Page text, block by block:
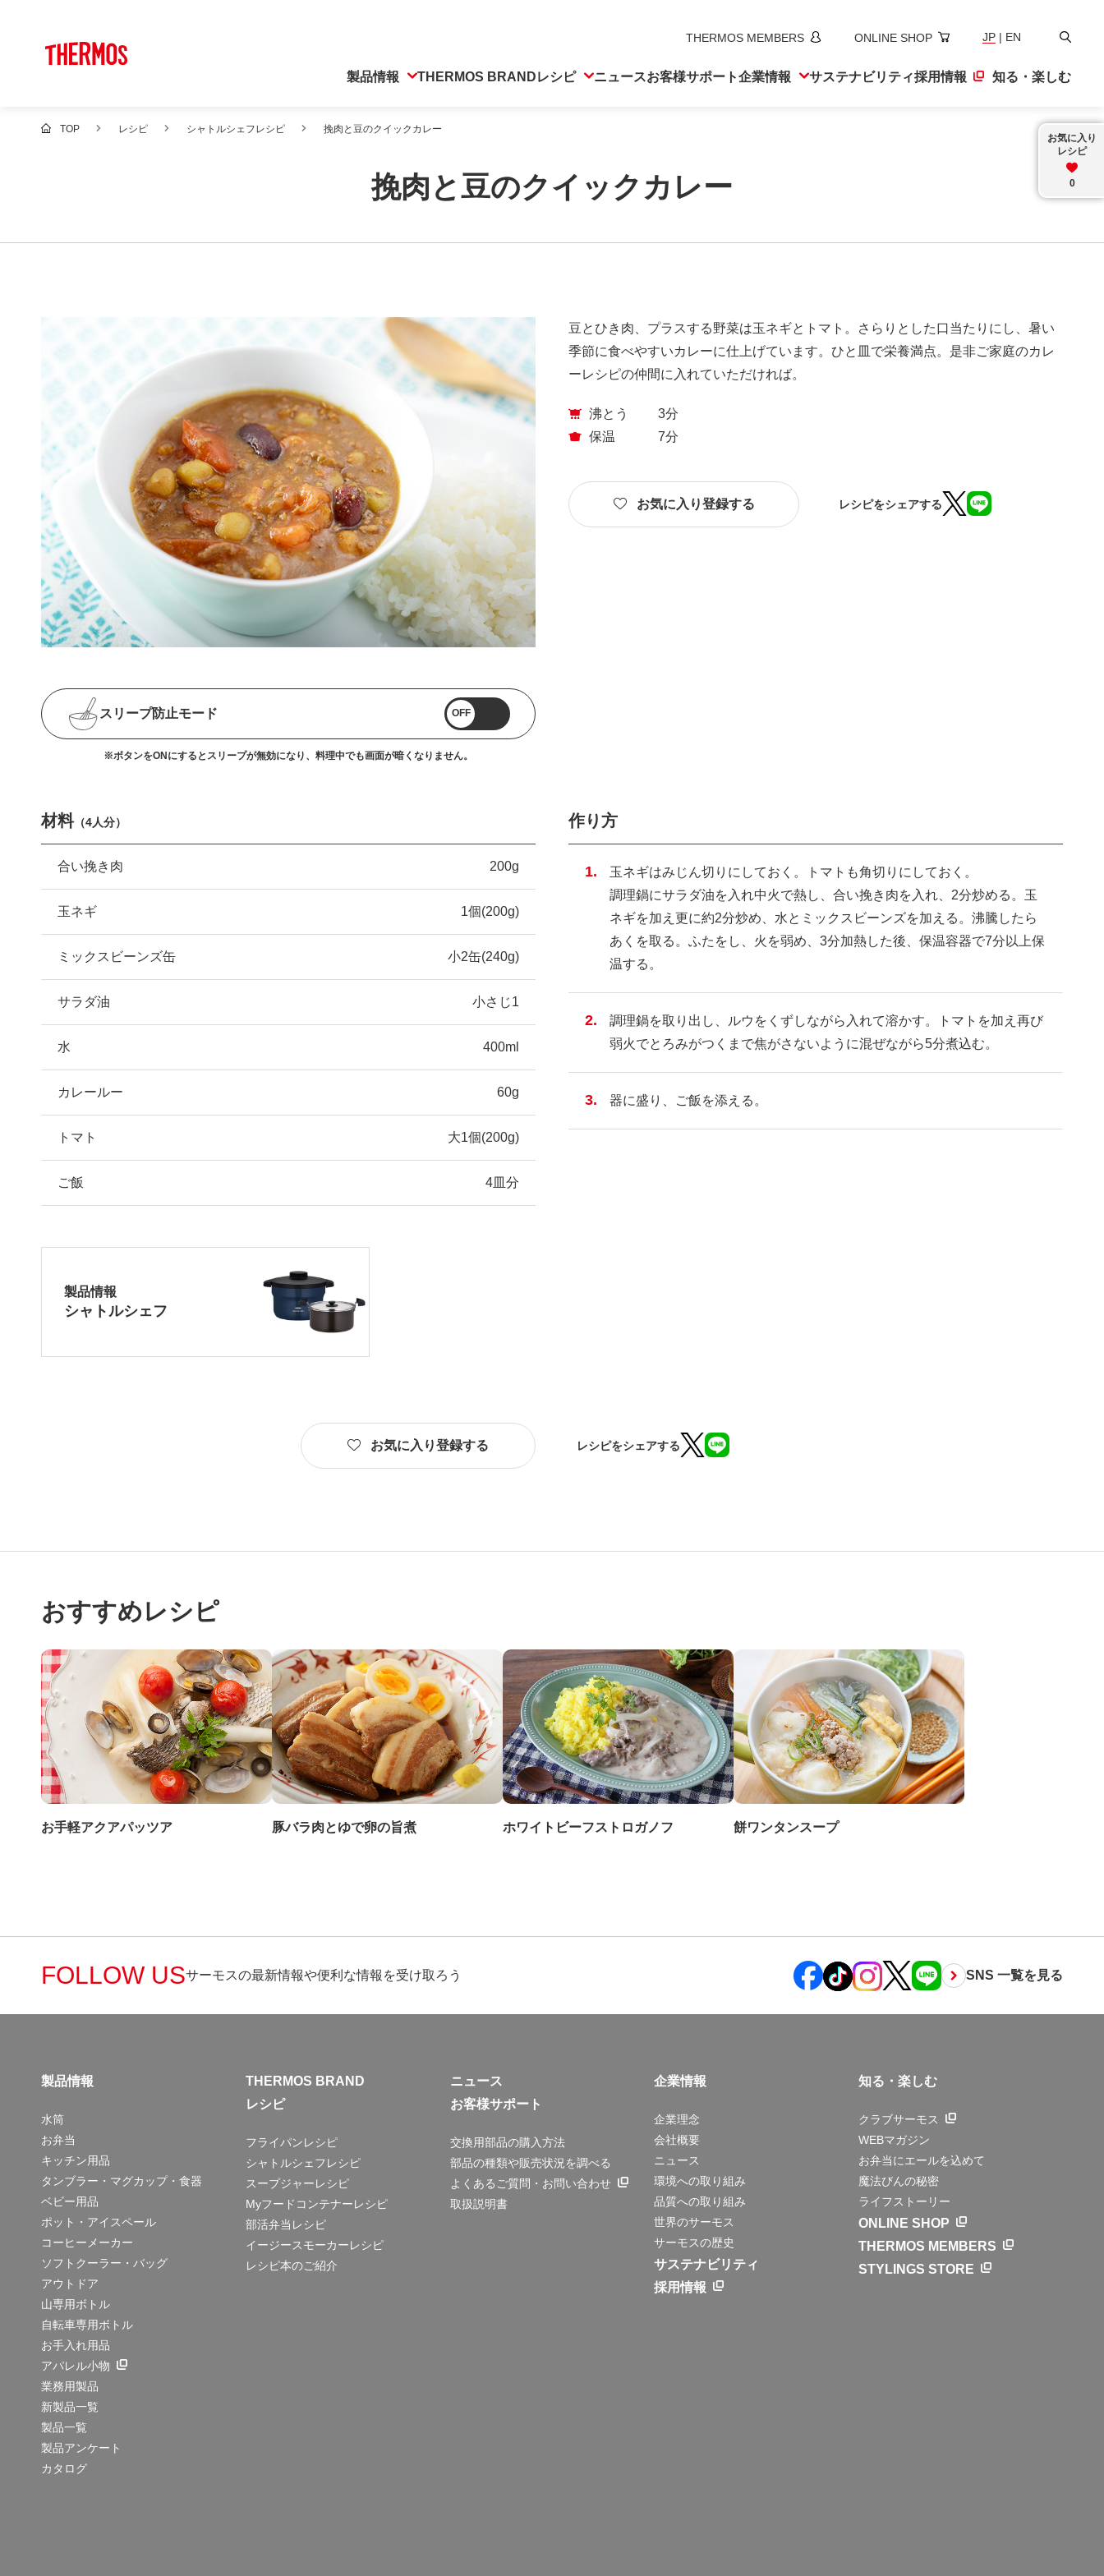
THERMOS MEMBERS ONLINE SHOP JP | EN
検
製品情報 THERMOS BRANDレシピ ニュースお客様サポート企業情報 サステナビリティ採用情報 知る・楽しむ
TOP レシピ シャトルシェフレシピ 挽肉と豆のクイックカレー
挽肉と豆のクイックカレー
お気に入り
レシピ
0
豆とひき肉、プラスする野菜は玉ネギとトマト。さらりとした口当たりにし、暑い
季節に食べやすいカレーに仕上げています。ひと皿で栄養満点。是非ご家庭のカレ
ーレシピの仲間に入れていただければ。
沸とう
3分
保温
7分
お気に入り登録する レシピをシェアする
スリープ防止モード OFF
※ボタンをONにするとスリープが無効になり、 料理中でも画面が暗くなりません。
材料（4人分）
合い挽き肉 200g
玉ネギ 1個(200g)
ミックスビーンズ缶 小2缶(240g)
サラダ油 小さじ1
水 400ml
カレールー 60g
トマト 大1個(200g)
ご飯 4皿分
製品情報
シャトルシェフ
作り方
玉ネギはみじん切りにしておく。トマトも角切りにしておく。
調理鍋にサラダ油を入れ中火で熱し、合い挽き肉を入れ、2分炒める。玉
ネギを加え更に約2分炒め、水とミックスビーンズを加える。沸騰したら
あくを取る。ふたをし、火を弱め、3分加熱した後、保温容器で7分以上保
温する。
調理鍋を取り出し、ルウをくずしながら入れて溶かす。トマトを加え再び
弱火でとろみがつくまで焦がさないように混ぜながら5分煮込む。
器に盛り、ご飯を添える。
お気に入り登録する レシピをシェアする
おすすめレシピ
お手軽アクアパッツア 豚バラ肉とゆで卵の旨煮 ホワイトビーフストロガノフ 餅ワンタンスープ
FOLLOW USサーモスの最新情報や便利な情報を受け取ろう SNS 一覧を見る
製品情報
水筒
お弁当
キッチン用品
タンブラー・マグカップ・食器
ベビー用品
ポット・アイスペール
コーヒーメーカー
ソフトクーラー・バッグ
アウトドア
山専用ボトル
自転車専用ボトル
お手入れ用品
アパレル小物
業務用製品
新製品一覧
製品一覧
製品アンケート
カタログ
THERMOS BRAND
レシピ
フライパンレシピ
シャトルシェフレシピ
スープジャーレシピ
Myフードコンテナーレシピ
部活弁当レシピ
イージースモーカーレシピ
レシピ本のご紹介
ニュース
お客様サポート
交換用部品の購入方法
部品の種類や販売状況を調べる
よくあるご質問・お問い合わせ
取扱説明書
企業情報
企業理念
会社概要
ニュース
環境への取り組み
品質への取り組み
世界のサーモス
サーモスの歴史
サステナビリティ
採用情報
知る・楽しむ
クラブサーモス
WEBマガジン
お弁当にエールを込めて
魔法びんの秘密
ライフストーリー
ONLINE SHOP
THERMOS MEMBERS
STYLINGS STORE